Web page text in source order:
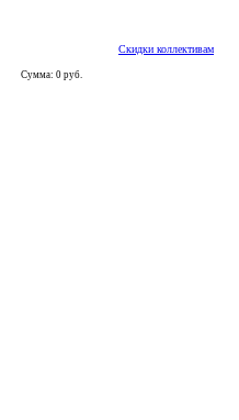
Скидки коллективам
Сумма: 0 руб.